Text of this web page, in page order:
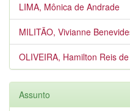
LIMA, Mônica de Andrade
MILITÃO, Vivianne
OLIVEIRA, Hamilton Reis de
Assunto